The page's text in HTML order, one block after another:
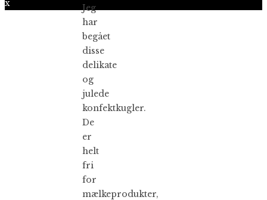
Jeg
har
begået
disse
delikate
og
julede
konfektkugler.
De
er
helt
fri
for
mælkeprodukter,
x